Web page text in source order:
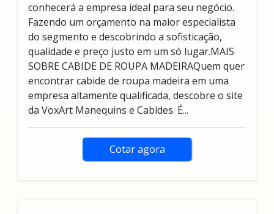
conhecerá a empresa ideal para seu negócio.
Fazendo um orçamento na maior especialista
do segmento e descobrindo a sofisticação,
qualidade e preço justo em um só lugar.MAIS
SOBRE CABIDE DE ROUPA MADEIRAQuem quer
encontrar cabide de roupa madeira em uma
empresa altamente qualificada, descobre o site
da VoxArt Manequins e Cabides. É...
Cotar agora